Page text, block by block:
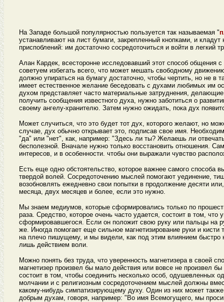
На Западе большой популярностью пользуется так называемая "
устанавливают на лист бумаги, закрепленный кнопками, и
приспоблений: им достаточно сосредоточиться и войти в легкий
Алан Кардек, всесторонне исследовавший этот способ
советуем избегать всего, что может мешать свободному
должно упираться на бумагу достаточно, чтобы чертить, но не
имеет естественное желание беседовать с духами любимых им
духом представляет часто материальные затруднения,
получить сообщения известного духа, нужно заботиться о
своему ангелу-хранителю. Затем нужно ожидать, пока дух
Может случиться, что это будет тот дух, которого желают, но
случае, дух обычно открывает это, подписав свое имя.
"да" или "нет", как, например: "Здесь ли ты? Желаешь ли
бесполезной. Вначале нужно только восстановить отношения.
интересов, и в особенности. чтобы они выражали чувство
Есть еще одно обстоятельство, которое важнее самого способа
твердой волей. Сосредоточению мыслей помогают уединение,
возобновлять ежедневно свои попытки в продолжение десяти
месяца, двух месяцев и более, если это нужно.
Мы знаем медиумов, которые сформировались только по
раза. Средство, которое очень часто удается, состоит в том,
сформировавшегося. Если он положит свою руку или пальцы на
же. Иногда помогает еще сильное магнетизирование руки и кисти
на плечо пишущему, и мы видели, как под этим влиянием быстро
лишь действием воли.
Можно понять без труда, что уверенность магнетизера в своей
магнетизер произвел бы мало действия или вовсе не произвел
состоит в том, чтобы соединить несколько особ,
молчании и с религиозным сосредоточением мыслей должны
какому-нибудь симпатизирующему духу. Один из них может
добрым духам, говоря, например: "Во имя Всемогущего, мы